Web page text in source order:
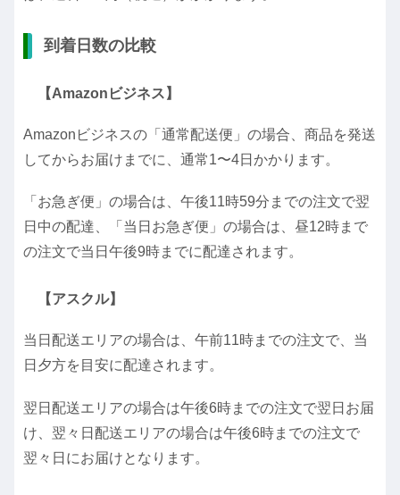
到着日数の比較
【Amazonビジネス】
Amazonビジネスの「通常配送便」の場合、商品を発送
してからお届けまでに、通常1〜4日かかります。
「お急ぎ便」の場合は、午後11時59分までの注文で翌
日中の配達、「当日お急ぎ便」の場合は、昼12時まで
の注文で当日午後9時までに配達されます。
【アスクル】
当日配送エリアの場合は、午前11時までの注文で、当
日夕方を目安に配達されます。
翌日配送エリアの場合は午後6時までの注文で翌日お届
け、翌々日配送エリアの場合は午後6時までの注文で
翌々日にお届けとなります。